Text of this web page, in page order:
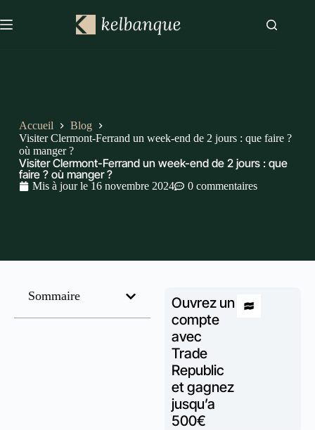
Accueil
Blog
Visiter Clermont-Ferrand un week-end de 2 jours : que faire ?
où manger ?
Visiter Clermont-Ferrand un week-end de 2 jours : que
faire ? où manger ?
Mis à jour le 16 novembre 2024 0 commentaires
Sommaire
Ouvrez un
compte
avec
Trade
Republic
et gagnez
jusqu’a
500€